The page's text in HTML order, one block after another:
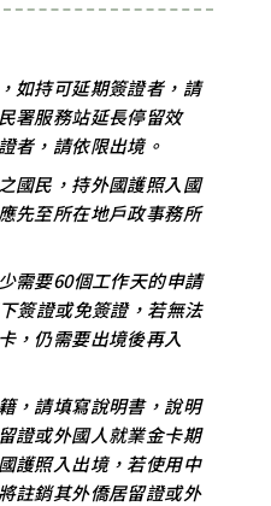
如持可延期簽證者，請
署服務站延長停留效
者，請依限出境。
國民，持外國護照入國
先至所在地戶政事務所
需要60個工作天的申請
簽證或免簽證，若無法
，仍需要出境後再入
，請填寫說明書，說明
證或外國人就業金卡期
護照入出境，若使用中
註銷其外僑居留證或外